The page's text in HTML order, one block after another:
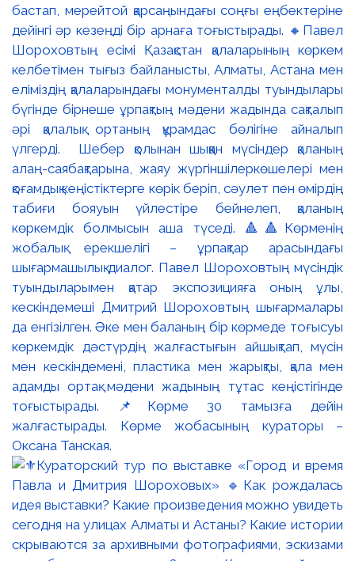
бастап, мерейтой қарсаңындағы соңғы еңбектеріне
дейінгі әр кезеңді бір арнаға тоғыстырады. 🔸Павел
Шороховтың есімі Қазақстан қалаларының көркем
келбетімен тығыз байланысты, Алматы, Астана мен
еліміздің қалаларындағы монументалды туындылары
бүгінде бірнеше ұрпақтың мәдени жадында сақталып
әрі қалалық ортаның құрамдас бөлігіне айналып
үлгерді. Шебер қолынан шыққан мүсіндер қаланың
алаң-саябақтарына, жаяу жүргіншілеркөшелері мен
қоғамдық кеңістіктерге көрік беріп, сәулет пен өмірдің
табиғи бояуын үйлестіре бейнелеп, қаланың
көркемдік болмысын аша түседі. 🔺🔺Көрменің
жобалық ерекшелігі – ұрпақтар арасындағы
шығармашылық диалог. Павел Шороховтың мүсіндік
туындыларымен қатар экспозицияға оның ұлы,
кескіндемеші Дмитрий Шороховтың шығармалары
да енгізілген. Әке мен баланың бір көрмеде тоғысуы
көркемдік дәстүрдің жалғастығын айшықтап, мүсін
мен кескіндемені, пластика мен жарықты, қала мен
адамды ортақ мәдени жадының тұтас кеңістігінде
тоғыстырады. 📌Көрме 30 тамызға дейін
жалғастырады. Көрме жобасының кураторы –
Оксана Танская.